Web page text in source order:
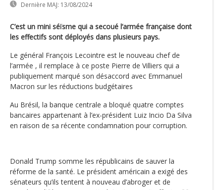
Dernière MAJ: 13/08/2024
C’est un mini séïsme qui a secoué l’armée française dont
les effectifs sont déployés dans plusieurs pays.
Le général François Lecointre est le nouveau chef de
l’armée , il remplace à ce poste Pierre de Villiers qui a
publiquement marqué son désaccord avec Emmanuel
Macron sur les réductions budgétaires
Au Brésil, la banque centrale a bloqué quatre comptes
bancaires appartenant à l’ex-président Luiz Incio Da Silva
en raison de sa récente condamnation pour corruption.
Donald Trump somme les républicains de sauver la
réforme de la santé. Le président américain a exigé des
sénateurs qu’ils tentent à nouveau d’abroger et de